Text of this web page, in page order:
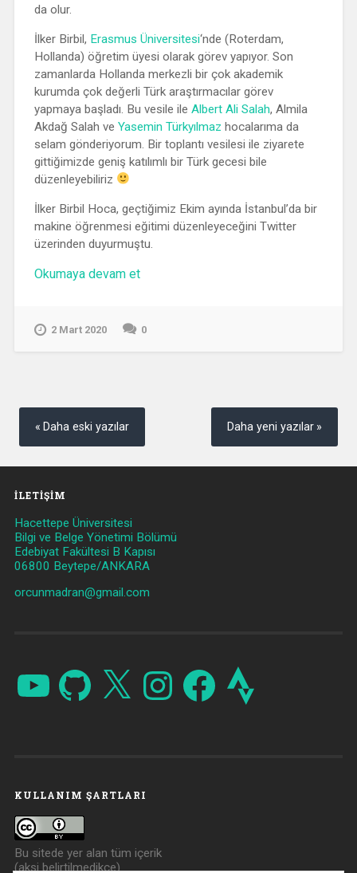
da olur.
İlker Birbil, Erasmus Üniversitesi‘nde (Roterdam,
Hollanda) öğretim üyesi olarak görev yapıyor. Son
zamanlarda Hollanda merkezli bir çok akademik
kurumda çok değerli Türk araştırmacılar görev
yapmaya başladı. Bu vesile ile Albert Ali Salah, Almila
Akdağ Salah ve Yasemin Türkyılmaz hocalarıma da
selam gönderiyorum. Bir toplantı vesilesi ile ziyarete
gittiğimizde geniş katılımlı bir Türk gecesi bile
düzenleyebiliriz
İlker Birbil Hoca, geçtiğimiz Ekim ayında İstanbul’da bir
makine öğrenmesi eğitimi düzenleyeceğini Twitter
üzerinden duyurmuştu.
Okumaya devam et“İlker
Giriş
2 Mart 2020 0
Yazı
gezinmesi
Daha eski yazılar Daha yeni yazılar
İLETIŞIM
Hacettepe Üniversitesi
Bilgi ve Belge Yönetimi Bölümü
Edebiyat Fakültesi B Kapısı
06800 Beytepe/ANKARA
orcunmadran@gmail.com
YouTube GitHub X InstagramFacebook Strava
KULLANIM ŞARTLARI
Bu sitede yer alan tüm içerik
(aksi belirtilmedikçe)